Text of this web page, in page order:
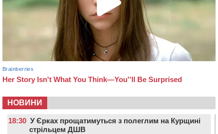
НОВИНИ
18:30 У Єрках прощатимуться з полеглим на Курщині
стрільцем ДШВ